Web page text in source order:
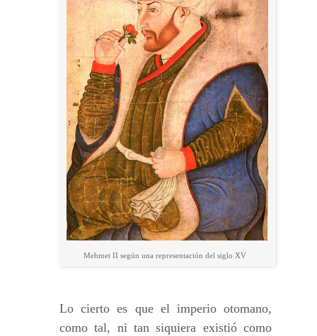
Mehmet II según una representación del siglo XV
Lo cierto es que el imperio otomano,
como tal, ni tan siquiera existió como